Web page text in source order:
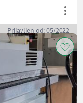
Prijavljen od: 05/2022